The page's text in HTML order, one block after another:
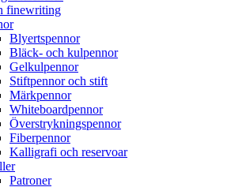
finewriting
Blyertspennor
Bläck- och kulpennor
Gelkulpennor
Stiftpennor och stift
Märkpennor
Whiteboardpennor
Överstrykningspennor
Fiberpennor
Kalligrafi och reservoar
Patroner